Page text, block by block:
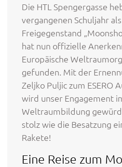
Die HTL Spengergasse
vergangenen Schuljahr
Freigegenstand
hat nun offizielle
Europäische
gefunden. Mit der
Zeljko Puljic zum ESERO
wird unser Engagement
Weltraumbildung
stolz wie die Besatzung
Rakete!
Eine Reise zum